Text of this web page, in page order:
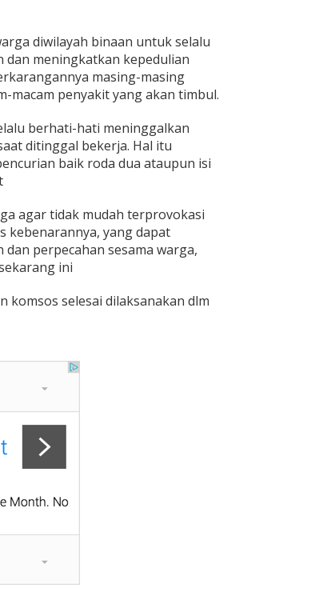
diwilayah binaan untuk selalu
meningkatkan kepedulian
masing-masing
macam penyakit yang akan timbul.
berhati-hati meninggalkan
ditinggal bekerja. Hal itu
baik roda dua ataupun isi
agar tidak mudah terprovokasi
kebenarannya, yang dapat
perpecahan sesama warga,
ini
komsos selesai dilaksanakan dlm